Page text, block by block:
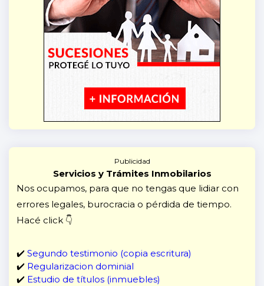
Publicidad
Servicios y Trámites Inmobilarios
Nos ocupamos, para que no tengas que lidiar con
errores legales, burocracia o pérdida de tiempo.
Hacé click 👇
✔️ Segundo testimonio (copia escritura)
✔️ Regularizacion dominial
✔️ Estudio de títulos (inmuebles)